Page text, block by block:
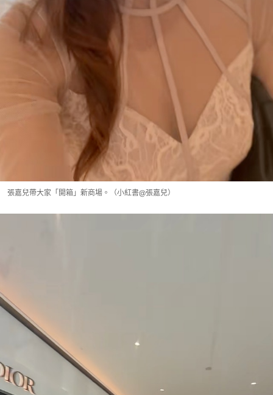
張嘉兒帶大家「開箱」新商場。（小紅書@張嘉兒）